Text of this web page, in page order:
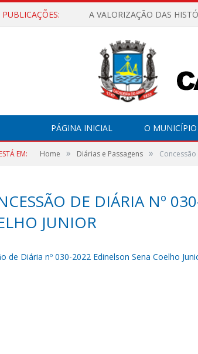
A VALORIZAÇÃO DAS
PÁGINA INICIAL O MUNICÍPIO
EM: Home » Diárias e Passagens »
DE DIÁRIA Nº
JUNIOR
de Diária nº 030-2022 Edinelson Sena Coelho